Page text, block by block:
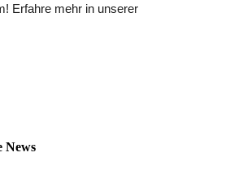
Erfahre mehr in unserer
News